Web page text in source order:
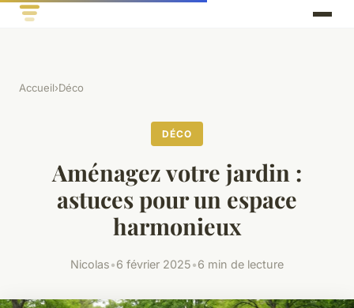
Accueil›Déco
DÉCO
Aménagez votre jardin :
astuces pour un espace
harmonieux
Nicolas•6 février 2025•6 min de lecture